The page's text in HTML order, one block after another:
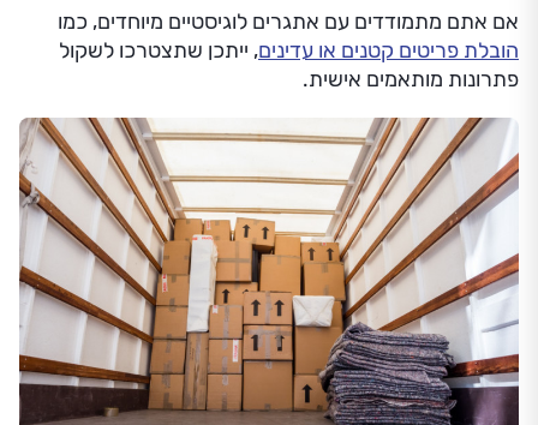
אם אתם מתמודדים עם אתגרים לוגיסטיים מיוחדים, כמו
הובלת פריטים קטנים או עדינים, ייתכן שתצטרכו לשקול
פתרונות מותאמים אישית.